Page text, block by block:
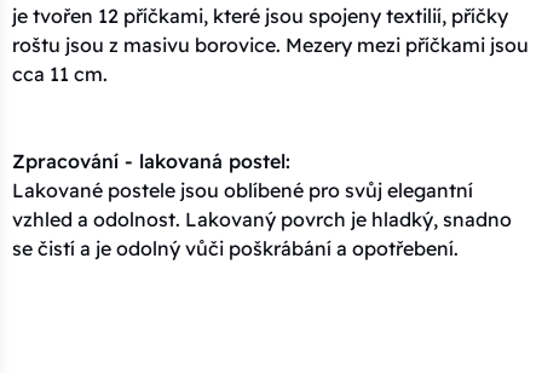
je tvořen 12 příčkami, které jsou spojeny textilií, příčky
roštu jsou z masivu borovice. Mezery mezi příčkami jsou
cca 11 cm.
Zpracování - lakovaná postel:
Lakované postele jsou oblíbené pro svůj elegantní
vzhled a odolnost. Lakovaný povrch je hladký, snadno
se čistí a je odolný vůči poškrábání a opotřebení.